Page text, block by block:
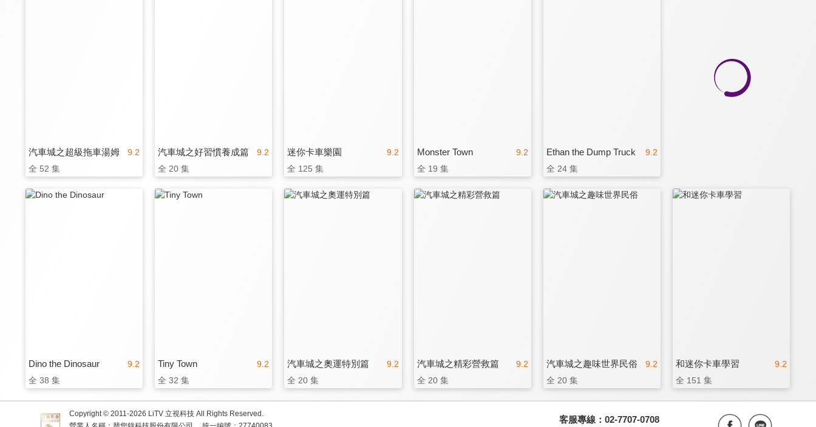
9.2
汽車城之超級拖車湯姆
全 52 集
9.2
汽車城之好習慣養成篇
全 20 集
9.2
迷你卡車樂園
全 125 集
9.2
Monster Town
全 19 集
9.2
Ethan the Dump Truck
全 24 集
9.2
Dino the Dinosaur
全 38 集
9.2
Tiny Town
全 32 集
9.2
汽車城之奧運特別篇
全 20 集
9.2
汽車城之精彩營救篇
全 20 集
9.2
汽車城之趣味世界民俗
全 20 集
9.2
和迷你卡車學習
全 151 集
Copyright © 2011-2026 LiTV 立視科技 All Rights Reserved.
客服專線：02-7707-0708